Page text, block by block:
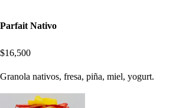
Parfait Nativo
$16,500
Granola nativos, fresa, piña, miel, yogurt.